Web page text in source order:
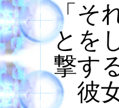
「そ
とを
撃す
彼女